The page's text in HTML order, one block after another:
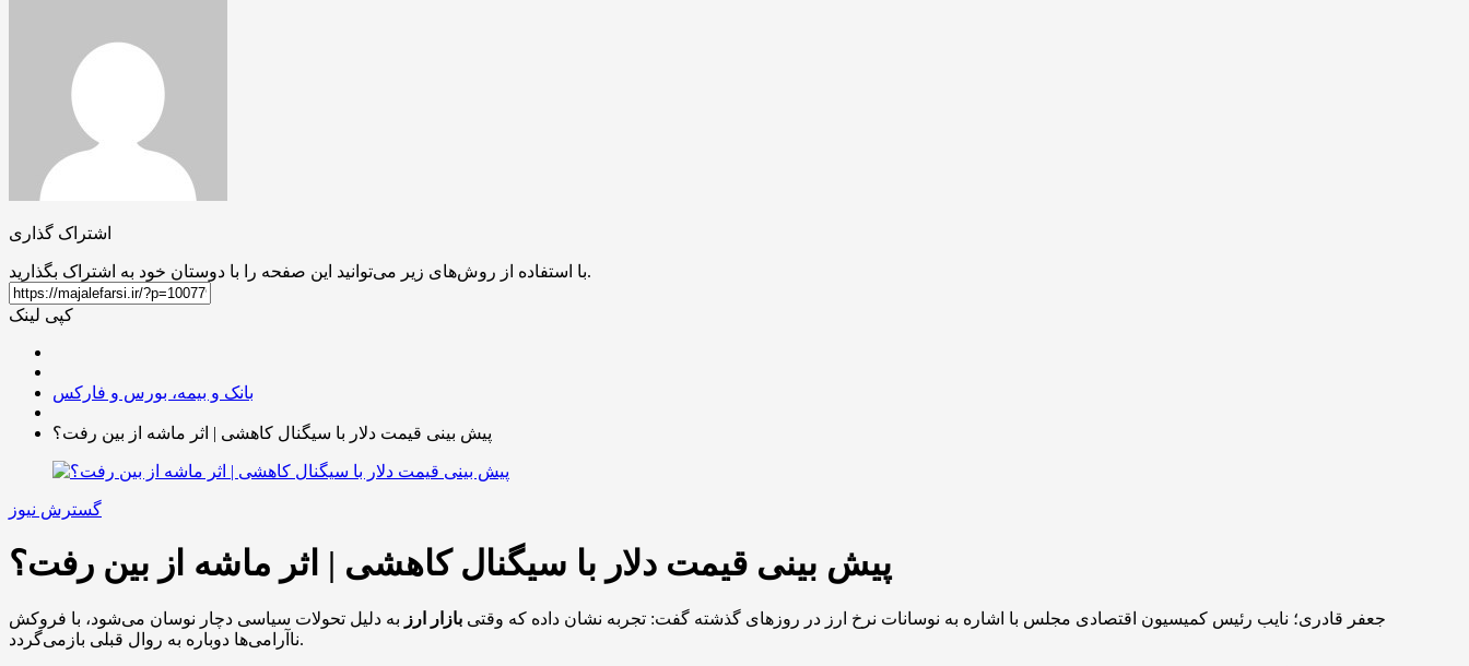
اشتراک گذاری
با استفاده از روش‌های زیر می‌توانید این صفحه را با دوستان خود به اشتراک بگذارید.
کپی لینک
بانک و بیمه، بورس و فارکس
پیش بینی قیمت دلار با سیگنال کاهشی | اثر ماشه از بین رفت؟
گسترش نیوز
پیش بینی قیمت دلار با سیگنال کاهشی | اثر ماشه از بین رفت؟
جعفر قادری؛ نایب رئیس کمیسیون اقتصادی مجلس با اشاره به نوسانات نرخ ارز در روزهای گذشته گفت: تجربه نشان داده که وقتی بازار ارز به دلیل تحولات سیاسی دچار نوسان می‌شود، با فروکش
ناآرامی‌ها دوباره به روال قبلی بازمی‌گردد.